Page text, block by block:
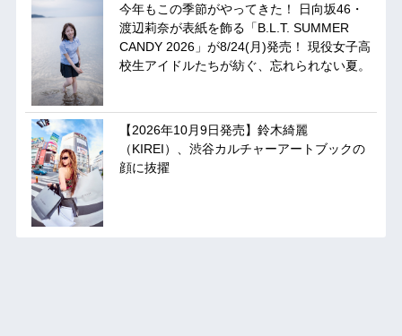
今年もこの季節がやってきた！ 日向坂46・
渡辺莉奈が表紙を飾る「B.L.T. SUMMER
CANDY 2026」が8/24(月)発売！ 現役女子高
校生アイドルたちが紡ぐ、忘れられない夏。
【2026年10月9日発売】鈴木綺麗
（KIREI）、渋谷カルチャーアートブックの
顔に抜擢